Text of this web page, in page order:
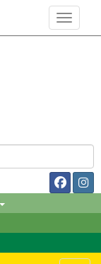
Toggle